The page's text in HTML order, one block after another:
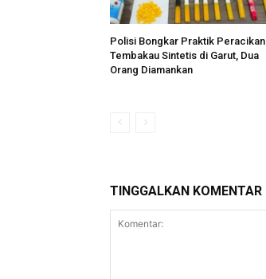
Polisi Bongkar Praktik Peracikan
Tembakau Sintetis di Garut, Dua
Orang Diamankan
TINGGALKAN KOMENTAR